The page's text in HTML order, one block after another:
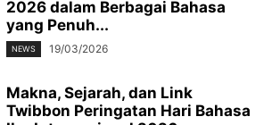
2026 dalam Berbagai Bahasa
yang Penuh...
NEWS 19/03/2026
Makna, Sejarah, dan Link
Twibbon Peringatan Hari Bahasa